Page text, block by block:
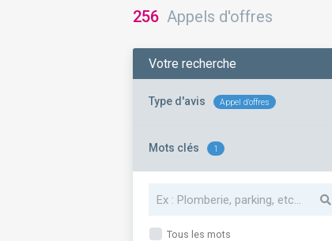
256 Appels d'offres
Votre recherche
Type d'avis Appel d'offres
Mots clés 1
Tous les mots